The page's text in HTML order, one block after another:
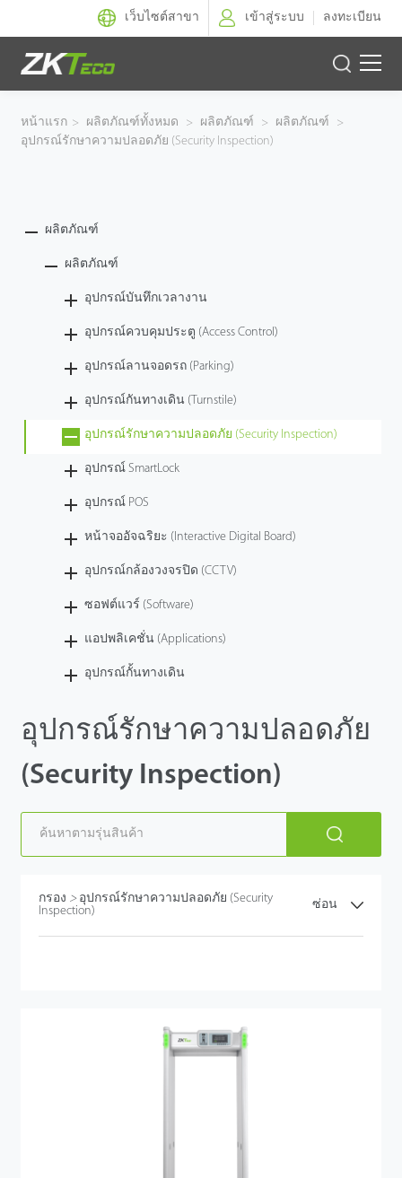
เว็บไซต์สาขา เข้าสู่ระบบ ลงทะเบียน
ผลิตภัณฑ์
ตัวแทนจำหน่าย
ฝ่ายสนับสนุน
หน้าแรก > ผลิตภัณฑ์ทั้งหมด > ผลิตภัณฑ์ > ผลิตภัณฑ์
>
อุปกรณ์รักษาความปลอดภัย (Security Inspection)
ผลิตภัณฑ์
ผลิตภัณฑ์
อุปกรณ์บันทึกเวลางาน
อุปกรณ์ควบคุมประตู (Access Control)
อุปกรณ์ลานจอดรถ (Parking)
อุปกรณ์กันทางเดิน (Turnstile)
อุปกรณ์รักษาความปลอดภัย (Security Inspection)
อุปกรณ์ SmartLock
อุปกรณ์ POS
หน้าจออัจฉริยะ (Interactive Digital Board)
อุปกรณ์กล้องวงจรปิด (CCTV)
ซอฟต์แวร์ (Software)
แอปพลิเคชั่น (Applications)
อุปกรณ์กั้นทางเดิน
อุปกรณ์รักษาความปลอดภัย
(Security Inspection)
กรอง > อุปกรณ์รักษาความปลอดภัย (Security
Inspection)
ซ่อน